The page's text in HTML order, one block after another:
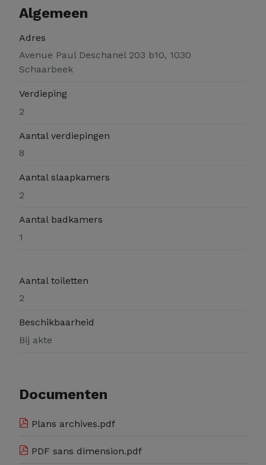
Algemeen
Adres
Avenue Paul Deschanel 203 b10, 1030
Schaarbeek
Verdieping
2
Aantal verdiepingen
8
Aantal slaapkamers
2
Aantal badkamers
1
Aantal toiletten
2
Beschikbaarheid
Bij akte
Documenten
Plans archives.pdf
PDF sans dimension.pdf